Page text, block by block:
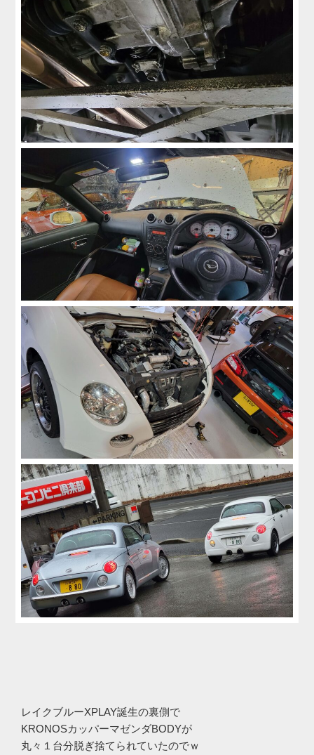
レイクブルーXPLAY誕生の裏側で
KRONOSカッパーマゼンダBODYが
丸々１台分脱ぎ捨てられていたのでｗ